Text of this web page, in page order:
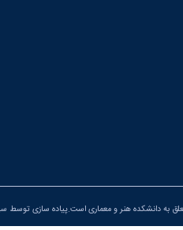
به دانشکده هنر و معماری است.پیاده سازی توسط